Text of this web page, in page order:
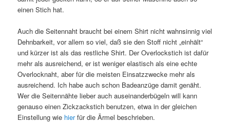
einen Stich hat.
Auch die Seitennaht braucht bei einem Shirt nicht wahnsinnig viel
Dehnbarkeit, vor allem so viel, daß sie den Stoff nicht „einhält“
und kürzer ist als das restliche Shirt. Der Overlockstich ist dafür
mehr als ausreichend, er ist weniger elastisch als eine echte
Overlocknaht, aber für die meisten Einsatzzwecke mehr als
ausreichend. Ich habe auch schon Badeanzüge damit genäht.
Wer die Seitennähte lieber auch auseinanderbügeln will kann
genauso einen Zickzackstich benutzen, etwa in der gleichen
Einstellung wie hierfür die Ärmel beschrieben.